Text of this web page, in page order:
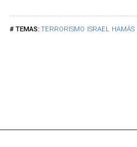
TERRORISMO ISRAEL HAMÁS